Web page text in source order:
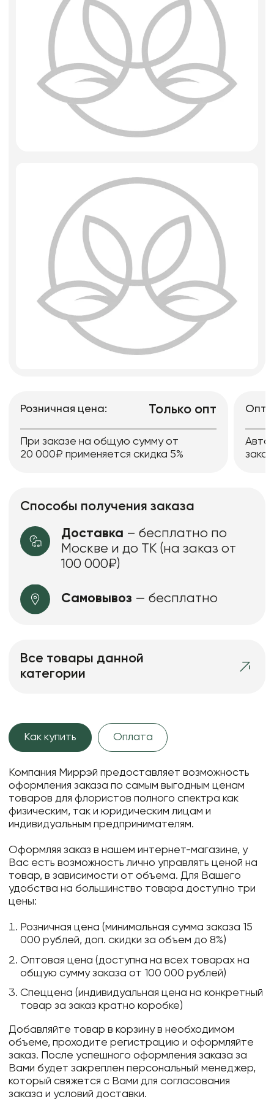
Изделия из металла
Сухоцветы
Розничная цена: Только опт
При заказе на общую сумму от
20 000₽ применяется скидка 5%
Способы получения заказа
Доставка – бесплатно по
Москве и до ТК (на заказ от
100 000₽)
Самовывоз — бесплатно
Все товары данной
категории
Как купить Оплата
Компания Миррэй предоставляет возможность
оформления заказа по самым выгодным ценам
товаров для флористов полного спектра как
физическим, так и юридическим лицам и
индивидуальным предпринимателям.
Оформляя заказ в нашем интернет-магазине, у
Вас есть возможность лично управлять ценой на
товар, в зависимости от объема. Для Вашего
удобства на большинство товара доступно три
цены:
Розничная цена (минимальная сумма заказа 15
000 рублей, доп. скидки за объем до 8%)
Оптовая цена (доступна на всех товарах на
общую сумму заказа от 100 000 рублей)
Спеццена (индивидуальная цена на конкретный
товар за заказ кратно коробке)
Добавляйте товар в корзину в необходимом
объеме, проходите регистрацию и оформляйте
заказ. После успешного оформления заказа за
Вами будет закреплен персональный менеджер,
который свяжется с Вами для согласования
заказа и условий доставки.